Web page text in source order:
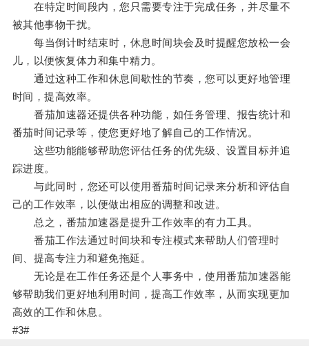
在特定时间段内，您只需要专注于完成任务，并尽量不
被其他事物干扰。
每当倒计时结束时，休息时间块会及时提醒您放松一会
儿，以便恢复体力和集中精力。
通过这种工作和休息间歇性的节奏，您可以更好地管理
时间，提高效率。
番茄加速器还提供各种功能，如任务管理、报告统计和
番茄时间记录等，使您更好地了解自己的工作情况。
这些功能能够帮助您评估任务的优先级、设置目标并追
踪进度。
与此同时，您还可以使用番茄时间记录来分析和评估自
己的工作效率，以便做出相应的调整和改进。
总之，番茄加速器是提升工作效率的有力工具。
番茄工作法通过时间块和专注模式来帮助人们管理时
间、提高专注力和避免拖延。
无论是在工作任务还是个人事务中，使用番茄加速器能
够帮助我们更好地利用时间，提高工作效率，从而实现更加
高效的工作和休息。
#3#